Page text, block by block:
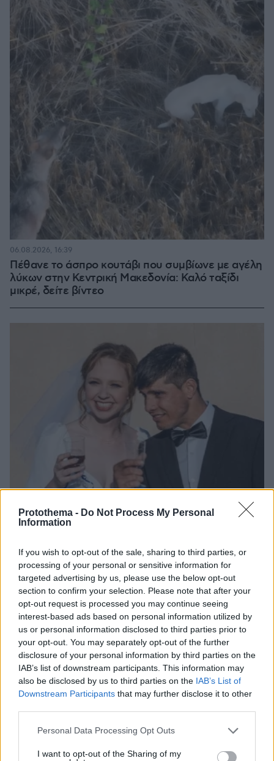
Protothema - Do Not Process My Personal
Information
If you wish to opt-out of the sale, sharing to third parties, or
processing of your personal or sensitive information for
targeted advertising by us, please use the below opt-out
section to confirm your selection. Please note that after your
opt-out request is processed you may continue seeing
interest-based ads based on personal information utilized by
us or personal information disclosed to third parties prior to
your opt-out. You may separately opt-out of the further
disclosure of your personal information by third parties on the
IAB’s list of downstream participants. This information may
also be disclosed by us to third parties on the IAB’s List of
Downstream Participants that may further disclose it to other
Please note that this website/app uses one or more Google
not limited to your visit or usage behaviour. You may click to
Personal Data Processing Opt Outs
I want to opt-out of the Sharing of my
Πέθανε το άσπρο κουτάβι που συμβίωνε με αγέλη
λύκων στην Κεντρική Μακεδονία: Καλό ταξίδι
μικρέ, δείτε βίντεο
06.08.2026, 16:39
Η απουσία μέσα στη νύχτα και η λεπτομέρεια στα
μηνύματα: Πώς η σύζυγος του Αφγανού ξεκίνησε
να τον υποπτεύεται για τη δολοφονία της
Βρετανίδας στην Κυψέλη
06.08.2026, 15:36